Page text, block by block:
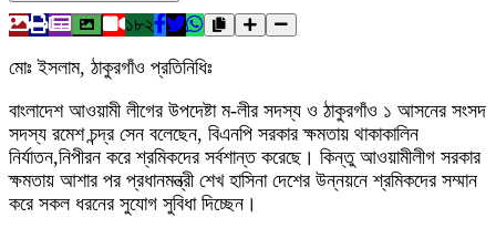
১৮২
মোঃ ইসলাম, ঠাকুরগাঁও প্রতিনিধিঃ
বাংলাদেশ আওয়ামী লীগের উপদেষ্টা ম-লীর সদস্য ও ঠাকুরগাঁও ১ আসনের সংসদ
সদস্য রমেশ চন্দ্র সেন বলেছেন, বিএনপি সরকার ক্ষমতায় থাকাকালিন
নির্যাতন,নিপীরন করে শ্রমিকদের সর্বশান্ত করেছে। কিন্তু আওয়ামীলীগ সরকার
ক্ষমতায় আশার পর প্রধানমন্ত্রী শেখ হাসিনা দেশের উন্নয়নে শ্রমিকদের সম্মান
করে সকল ধরনের সুযোগ সুবিধা দিচ্ছেন।